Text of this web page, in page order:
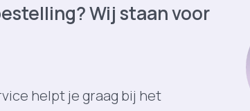
Wij staan voor
helpt je graag bij het